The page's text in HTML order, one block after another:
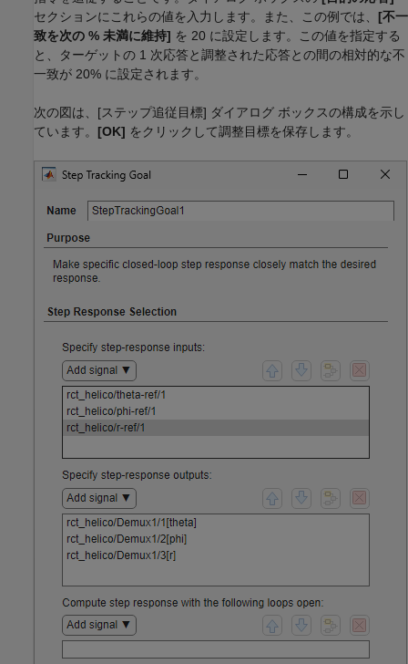
セクションにこれらの値を入力します。また、この例では、 [不一
致を次の % 未満に維持] を 20 に設定します。この値を指定する
と、ターゲットの 1 次応答と調整された応答との間の相対的な不
一致が 20% に設定されます。
次の図は、[ステップ追従目標] ダイアログ ボックスの構成を示し
ています。 [OK] をクリックして調整目標を保存します。